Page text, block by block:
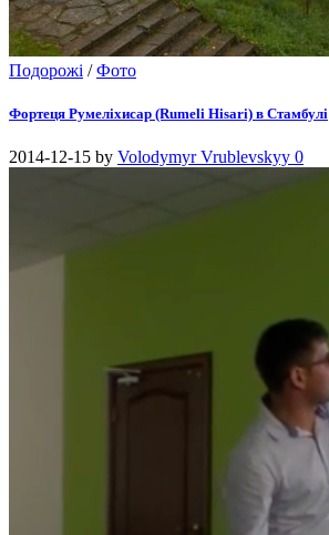
Подорожі /Фото
Фортеця Румеліхисар (Rumeli Hisari) в Стамбулі
2014-12-15 by Volodymyr Vrublevskyy 0